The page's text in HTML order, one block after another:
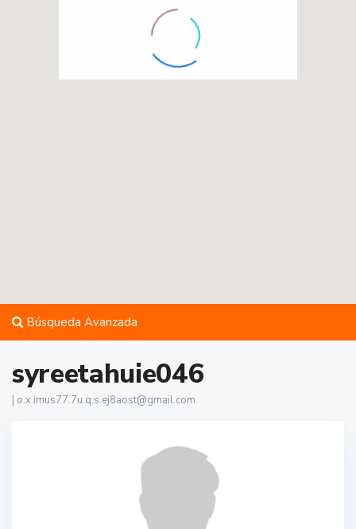
Búsqueda Avanzada
syreetahuie046
o.x.imus77.7u.q.s.ej8aost@gmail.com